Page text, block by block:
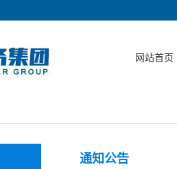
网站首页
通知公告